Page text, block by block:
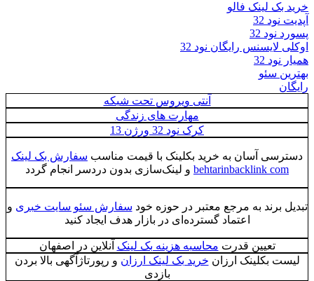
خرید بک لینک فالو
آپدیت نود 32
پسورد نود 32
اوکلی لایسنس رایگان نود 32
همیار نود 32
بهترین سئو
رایگان
آنتی ویروس تحت شبکه
مهارت های زندگی
کرک نود 32 ورژن 13
دسترسی آسان به خرید بکلینک با قیمت مناسب سفارش بک لینک
behtarinbacklink com و لینک‌سازی بدون دردسر انجام گردد
تبدیل برند به مرجع معتبر در حوزه خود سفارش سئو سایت خبری و
اعتماد گسترده‌ای در بازار هدف ایجاد کنید
تعیین قدرت محاسبه هزینه بک لینک آنلاین در اصفهان
لیست بکلینک ارزان خرید بک لینک ارزان و رپورتاژآگهی بالا بردن
بازدی